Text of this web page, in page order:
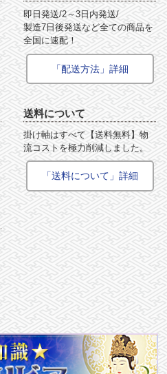
即日発送/2～3日内発送/
製造7日後発送など全ての商品を
全国に速配！
「配送方法」詳細
送料について
掛け軸はすべて【送料無料】物
流コストを極力削減しました。
「送料について」詳細